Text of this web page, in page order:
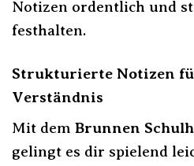
Notizen ordentlich und
festhalten.
Strukturierte Notizen
Verständnis
Mit dem Brunnen
gelingt es dir spielend